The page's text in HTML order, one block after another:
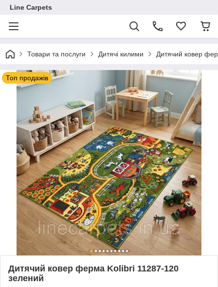
Line Carpets
Товари та послуги Дитячі килими Дитячий ковер
Топ продажів
Дитячий ковер ферма Kolibri 11287-120
зелений